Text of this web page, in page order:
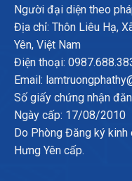
Người đại diện theo
Địa chỉ: Thôn Liêu Hạ,
Yên, Việt Nam
Điện thoại:
Email:
Số giấy chứng nhận
Ngày cấp: 17/08/2010
Do Phòng Đăng ký kinh
Hưng Yên cấp.